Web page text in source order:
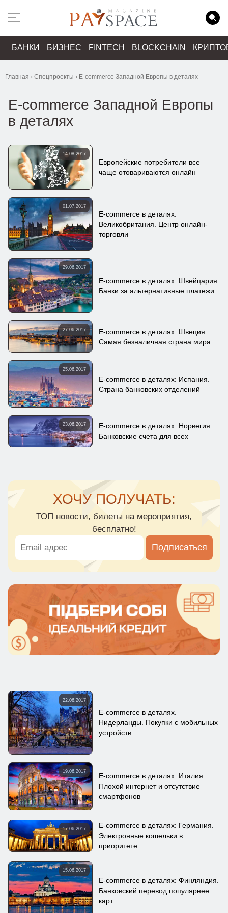
БАНКИ БИЗНЕС FINTECH BLOCKCHAIN
Главная › Спецпроекты › E-commerce Западной Европы в деталях
E-commerce Западной Европы
в деталях
14.08.2017
Европейские потребители все
чаще отовариваются онлайн
01.07.2017
E-commerce в деталях:
Великобритания. Центр онлайн-
торговли
29.06.2017
E-commerce в деталях: Швейцария.
Банки за альтернативные платежи
27.06.2017
E-commerce в деталях: Швеция.
Самая безналичная страна мира
25.06.2017
E-commerce в деталях: Испания.
Страна банковских отделений
23.06.2017
E-commerce в деталях: Норвегия.
Банковские счета для всех
22.06.2017
E-commerce в деталях.
Нидерланды. Покупки с мобильных
устройств
19.06.2017
E-commerce в деталях: Италия.
Плохой интернет и отсутствие
смартфонов
17.06.2017
E-commerce в деталях: Германия.
Электронные кошельки в
приоритете
15.06.2017
E-commerce в деталях: Финляндия.
Банковский перевод популярнее
карт
ХОЧУ ПОЛУЧАТЬ:
ТОП новости, билеты на мероприятия,
бесплатно!
Подписаться